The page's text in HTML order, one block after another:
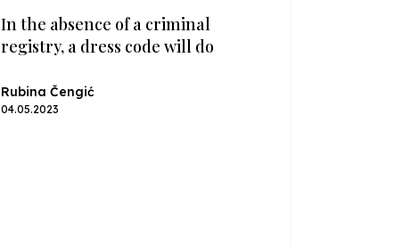
In the absence of a criminal
registry, a dress code will do
Rubina Čengić
04.05.2023